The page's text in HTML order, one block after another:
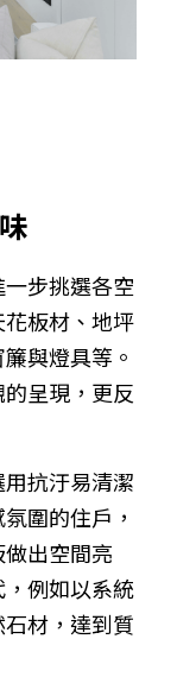
步挑選各空
板材、地坪
與燈具等。
呈現，更反
抗汙易清潔
圍的住戶，
出空間亮
例如以系統
材，達到質